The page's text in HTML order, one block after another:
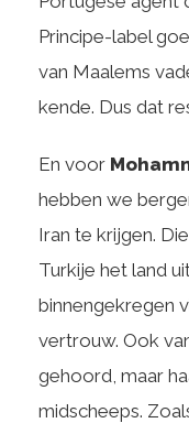
Principe-label
van Maalems
kende. Dus dat
En voor
hebben we
Iran te krijgen.
Turkije het land
binnengekregen
vertrouw. Ook
gehoord, maar
midscheeps.